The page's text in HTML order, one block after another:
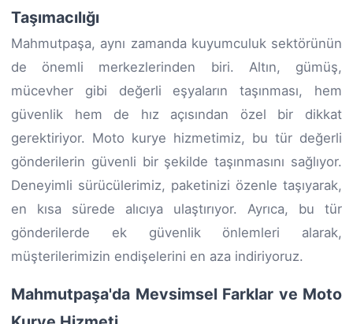
Taşımacılığı
Mahmutpaşa, aynı zamanda kuyumculuk sektörünün
de önemli merkezlerinden biri. Altın, gümüş,
mücevher gibi değerli eşyaların taşınması, hem
güvenlik hem de hız açısından özel bir dikkat
gerektiriyor. Moto kurye hizmetimiz, bu tür değerli
gönderilerin güvenli bir şekilde taşınmasını sağlıyor.
Deneyimli sürücülerimiz, paketinizi özenle taşıyarak,
en kısa sürede alıcıya ulaştırıyor. Ayrıca, bu tür
gönderilerde ek güvenlik önlemleri alarak,
müşterilerimizin endişelerini en aza indiriyoruz.
Mahmutpaşa'da Mevsimsel Farklar ve Moto